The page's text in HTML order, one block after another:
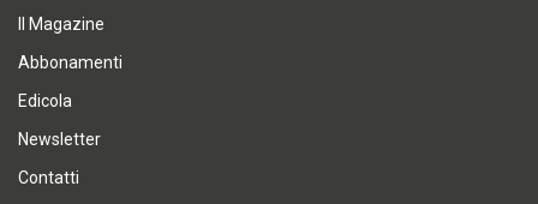
Il Magazine
Abbonamenti
Edicola
Newsletter
Contatti